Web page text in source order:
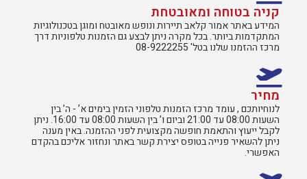
קניה בטוחה ומאובטחת
המידע באתר אמור קלאב תיירות ונופש מאובטח ומוגן בטכנולוגיות
המתקדמות ביותר. בכל מקרה ניתן לבצע גם הזמנות טלפוניות דרך
מרכז ההזמנו שלנו בטל' 08-9222255
מחיר
לנוחיותכם , עומד מרכז הזמנות טלפוני הזמין בימים א’ - ה’ בין
השעות 08:00 עד 21:00 וביום ו’ בין השעות 08:00 עד 16:00. ניתן
לקבל ייעוץ והתאמת חופשה מקצועית לפני ההזמנה. באין מענה
ניתן להשאיר פנייה בטופס יצירת קשר באתר ונחזור אליכם בהקדם
האפשרי.